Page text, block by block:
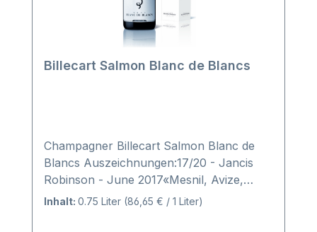
Billecart Salmon Blanc de Blancs
Champagner Billecart Salmon Blanc de
Blancs Auszeichnungen:17/20 - Jancis
Robinson - June 2017«Mesnil, Avize,
Cramant, Chouilly. No oak fermentation.
Inhalt: 0.75 Liter (86,65 € / 1 Liter)